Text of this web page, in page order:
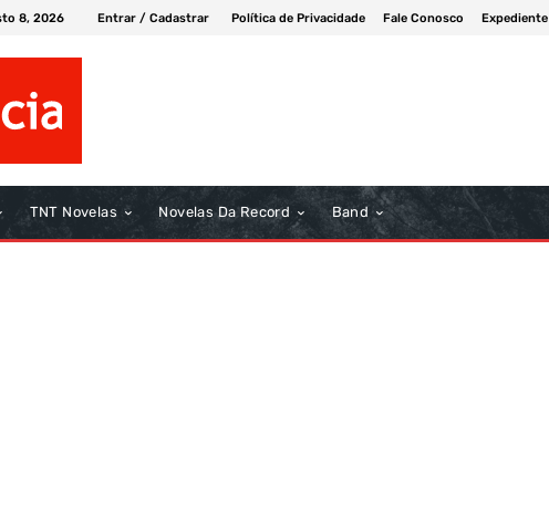
8, 2026 Entrar / Cadastrar Política de Privacidade Fale Conosco Expediente
TNT Novelas Novelas Da Record Band